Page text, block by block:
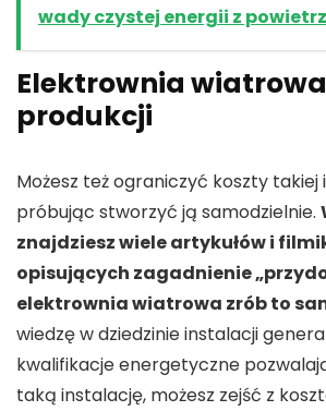
wady czystej energii z
Elektrownia
produkcji
Możesz też ograniczyć koszty takiej
próbując stworzyć ją samodzielnie.
znajdziesz wiele artykułów i
opisujących zagadnienie
elektrownia wiatrowa zrób to
wiedzę w dziedzinie instalacji
kwalifikacje energetyczne
taką instalację, możesz zejść z